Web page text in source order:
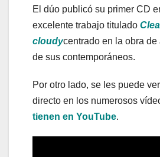
El dúo publicó su primer CD
excelente trabajo titulado
cloudycentrado en la obra
de sus contemporáneos.
Por otro lado, se les puede
directo en los numerosos
tienen en YouTube.